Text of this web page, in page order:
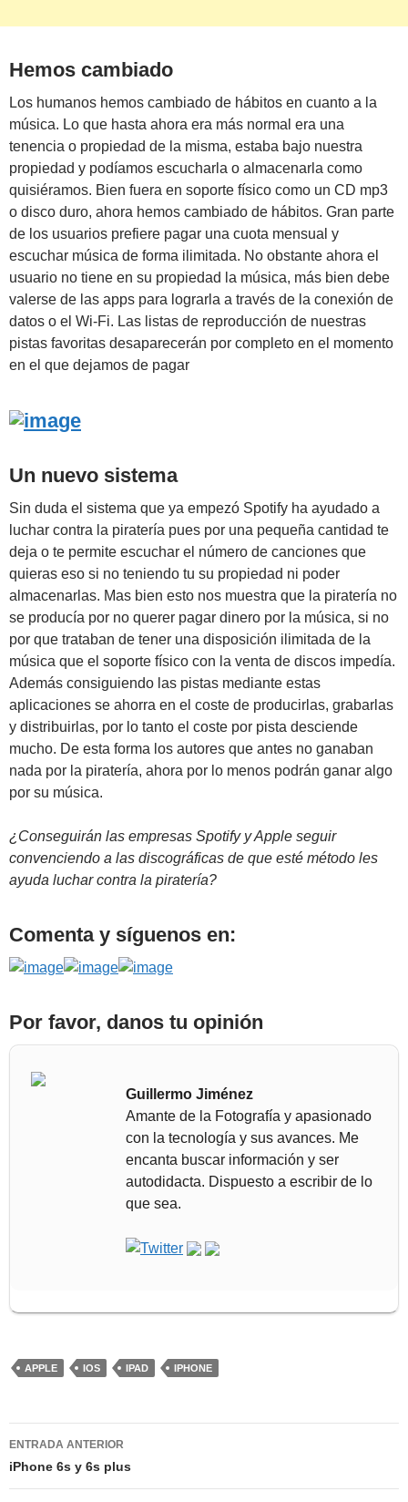
Hemos cambiado
Los humanos hemos cambiado de hábitos en cuanto a la
música. Lo que hasta ahora era más normal era una
tenencia o propiedad de la misma, estaba bajo nuestra
propiedad y podíamos escucharla o almacenarla como
quisiéramos. Bien fuera en soporte físico como un CD mp3
o disco duro, ahora hemos cambiado de hábitos. Gran parte
de los usuarios prefiere pagar una cuota mensual y
escuchar música de forma ilimitada. No obstante ahora el
usuario no tiene en su propiedad la música, más bien debe
valerse de las apps para lograrla a través de la conexión de
datos o el Wi-Fi. Las listas de reproducción de nuestras
pistas favoritas desaparecerán por completo en el momento
en el que dejamos de pagar
Un nuevo sistema
Sin duda el sistema que ya empezó Spotify ha ayudado a
luchar contra la piratería pues por una pequeña cantidad te
deja o te permite escuchar el número de canciones que
quieras eso si no teniendo tu su propiedad ni poder
almacenarlas. Mas bien esto nos muestra que la piratería no
se producía por no querer pagar dinero por la música, si no
por que trataban de tener una disposición ilimitada de la
música que el soporte físico con la venta de discos impedía.
Además consiguiendo las pistas mediante estas
aplicaciones se ahorra en el coste de producirlas, grabarlas
y distribuirlas, por lo tanto el coste por pista desciende
mucho. De esta forma los autores que antes no ganaban
nada por la piratería, ahora por lo menos podrán ganar algo
por su música.
¿Conseguirán las empresas Spotify y Apple seguir
convenciendo a las discográficas de que esté método les
ayuda luchar contra la piratería?
Comenta y síguenos en:
Por favor, danos tu opinión
Guillermo Jiménez
Amante de la Fotografía y apasionado
con la tecnología y sus avances. Me
encanta buscar información y ser
autodidacta. Dispuesto a escribir de lo
que sea.
APPLE IOS IPAD IPHONE
Navegación
de
ENTRADA ANTERIOR
iPhone 6s y 6s plus